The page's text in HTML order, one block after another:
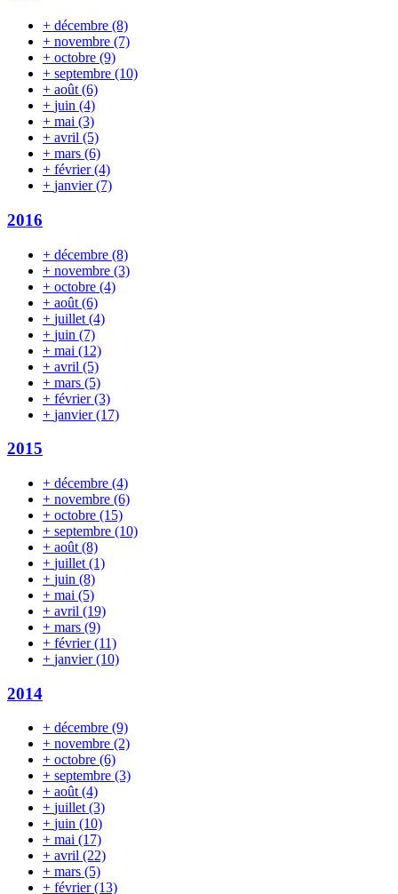
+ décembre (8)
+ novembre (7)
+ octobre (9)
+ septembre (10)
+ août (6)
+ juin (4)
+ mai (3)
+ avril (5)
+ mars (6)
+ février(4)
+ janvier(7)
2016
+ décembre (8)
+ novembre (3)
+ octobre (4)
+ août (6)
+ juillet (4)
+ juin (7)
+ mai (12)
+ avril (5)
+ mars (5)
+ février(3)
+ janvier(17)
2015
+ décembre (4)
+ novembre (6)
+ octobre (15)
+ septembre (10)
+ août (8)
+ juillet (1)
+ juin (8)
+ mai (5)
+ avril (19)
+ mars (9)
+ février(11)
+ janvier(10)
2014
+ décembre (9)
+ novembre (2)
+ octobre (6)
+ septembre (3)
+ août(4)
+ juillet(3)
+ juin (10)
+ mai (17)
+ avril (22)
+ mars (5)
+ février(13)